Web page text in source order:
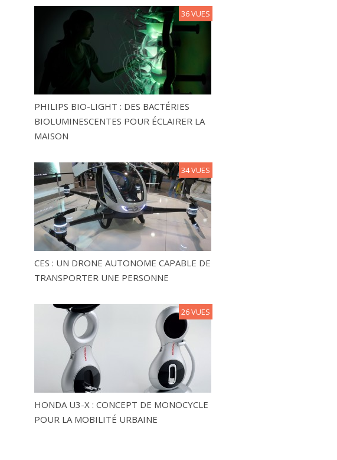
PHILIPS BIO-LIGHT : DES BACTÉRIES
BIOLUMINESCENTES POUR ÉCLAIRER LA
MAISON
36 VUES
CES : UN DRONE AUTONOME CAPABLE DE
TRANSPORTER UNE PERSONNE
34 VUES
HONDA U3-X : CONCEPT DE MONOCYCLE
POUR LA MOBILITÉ URBAINE
26 VUES